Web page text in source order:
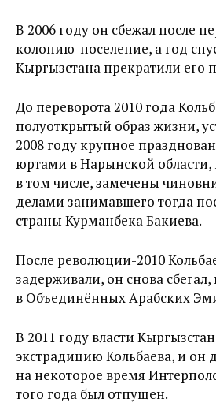
В 2006 году он сбежал после
колонию-поселение, а год
Кыргызстана прекратили его
До переворота 2010 года
полуоткрытый образ жизни,
2008 году крупное
юртами в Нарынской
в том числе, замечены
делами занимавшего тогда
страны Курманбека Бакиева.
После революции-2010
задерживали, он снова сбегал,
в Объединённых Арабских
В 2011 году власти
экстрадицию Кольбаева, и он
на некоторое время
того года был отпущен.